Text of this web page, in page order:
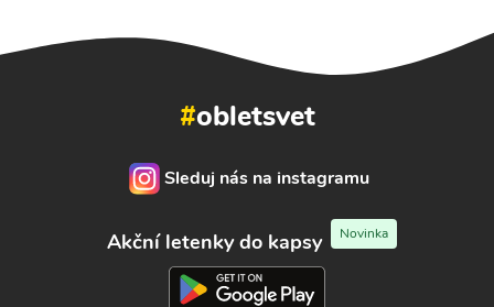
#obletsvet
Sleduj nás na instagramu
Akční letenky do kapsy Novinka